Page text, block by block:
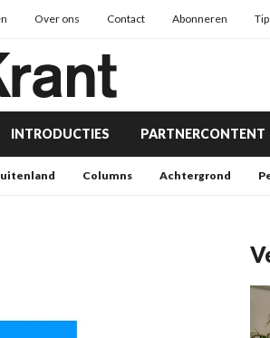
Over ons Contact Abonneren
INTRODUCTIES PARTNERCONTENT
Columns Achtergrond